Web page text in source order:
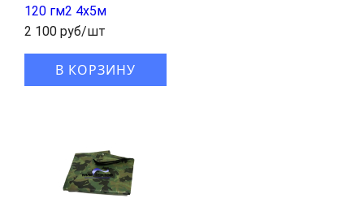
120 гм2 4x5м
2 100 руб/шт
В КОРЗИНУ